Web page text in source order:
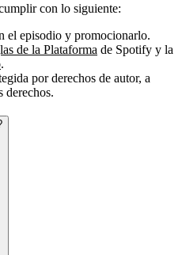
con lo siguiente:
el episodio y promocionarlo.
de la Plataforma de Spotify y la
.
por derechos de autor, a
derechos.